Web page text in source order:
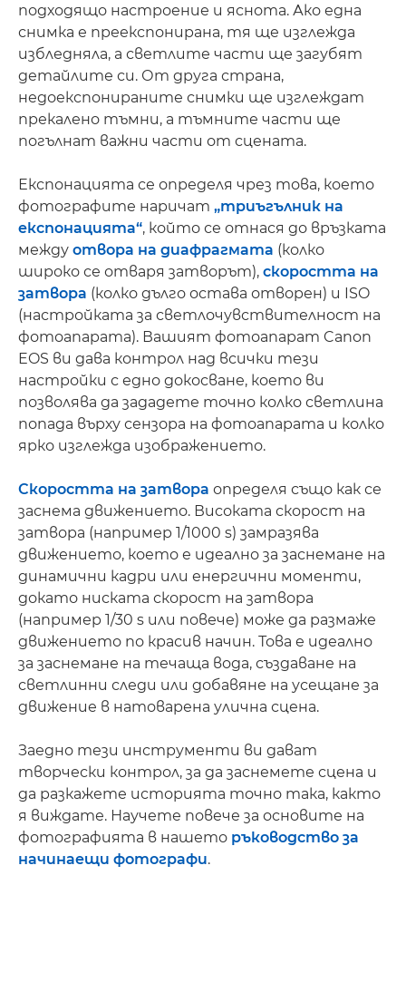
подходящо настроение и яснота. Ако една
снимка е преекспонирана, тя ще изглежда
избледняла, а светлите части ще загубят
детайлите си. От друга страна,
недоекспонираните снимки ще изглеждат
прекалено тъмни, а тъмните части ще
погълнат важни части от сцената.
Експонацията се определя чрез това, което
фотографите наричат „триъгълник на
експонацията“, който се отнася до връзката
между отвора на диафрагмата (колко
широко се отваря затворът), скоростта на
затвора (колко дълго остава отворен) и ISO
(настройката за светлочувствителност на
фотоапарата). Вашият фотоапарат Canon
EOS ви дава контрол над всички тези
настройки с едно докосване, което ви
позволява да зададете точно колко светлина
попада върху сензора на фотоапарата и колко
ярко изглежда изображението.
Скоростта на затвора определя също как се
заснема движението. Високата скорост на
затвора (например 1/1000 s) замразява
движението, което е идеално за заснемане на
динамични кадри или енергични моменти,
докато ниската скорост на затвора
(например 1/30 s или повече) може да размаже
движението по красив начин. Това е идеално
за заснемане на течаща вода, създаване на
светлинни следи или добавяне на усещане за
движение в натоварена улична сцена.
Заедно тези инструменти ви дават
творчески контрол, за да заснемете сцена и
да разкажете историята точно така, както
я виждате. Научете повече за основите на
фотографията в нашето ръководство за
начинаещи фотографи.